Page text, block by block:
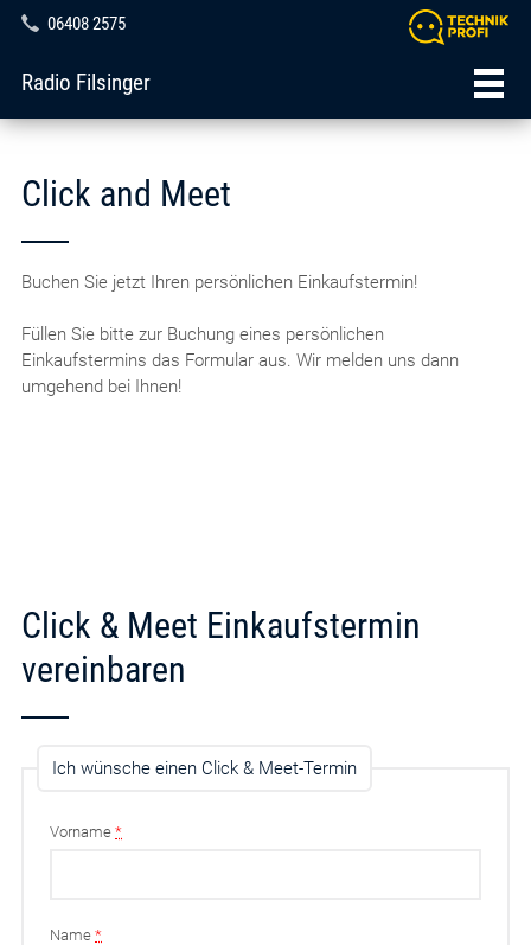
06408 2575
Radio Filsinger
Click and Meet
Buchen Sie jetzt Ihren persönlichen Einkaufstermin!
Füllen Sie bitte zur Buchung eines persönlichen
Einkaufstermins das Formular aus. Wir melden uns dann
umgehend bei Ihnen!
Click & Meet Einkaufstermin
vereinbaren
Ich wünsche einen Click & Meet-Termin
Vorname*
Name*